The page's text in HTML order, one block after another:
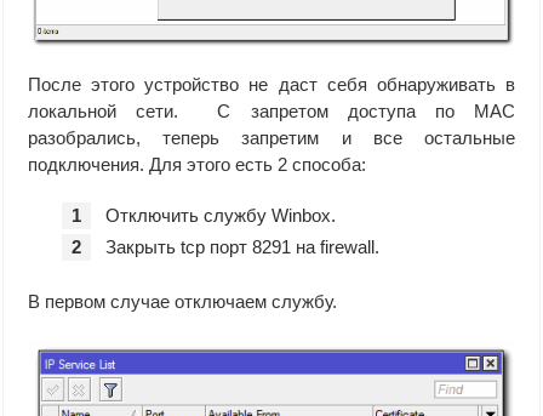
После этого устройство не даст себя обнаруживать в
локальной сети. С запретом доступа по MAC
разобрались, теперь запретим и все остальные
подключения. Для этого есть 2 способа:
Отключить службу Winbox.
Закрыть tcp порт 8291 на firewall.
В первом случае отключаем службу.